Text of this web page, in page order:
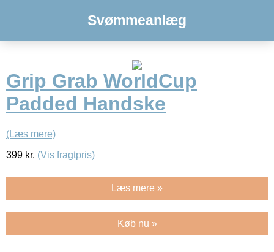
Svømmeanlæg
Grip Grab WorldCup
Padded Handske
(Læs mere)
399 kr. (Vis fragtpris)
Læs mere »
Køb nu »